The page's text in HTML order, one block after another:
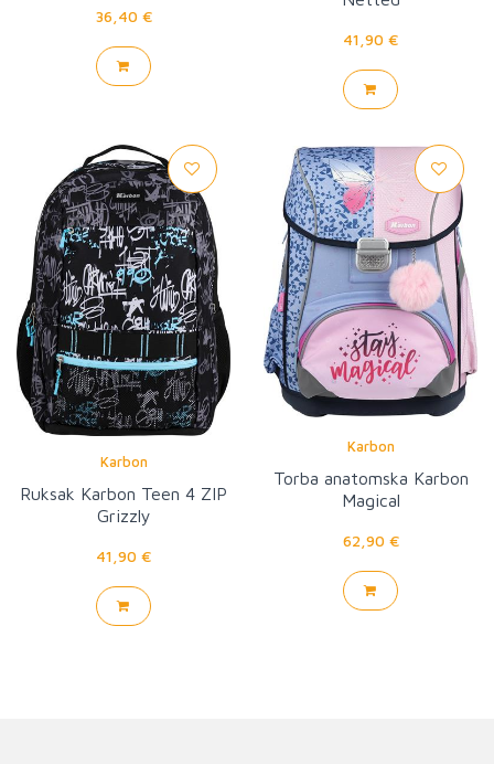
36,40 €
41,90 €
Karbon
Ruksak Karbon Teen 4 ZIP
Grizzly
41,90 €
Karbon
Torba anatomska Karbon
Magical
62,90 €